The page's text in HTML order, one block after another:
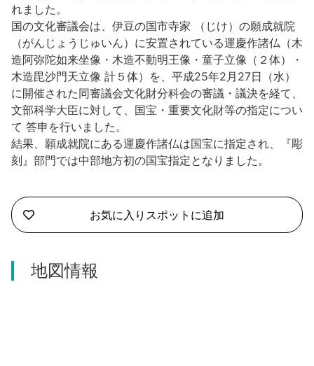
れました。
国の文化審議会は、伊豆の国市寺家 （じけ）の願成就院
（がんじょうじゅいん）に安置されている運慶作諸仏（木
造阿弥陀如来坐像・木造不動明王像・童子立像（２体）・
木造毘沙門天立像 計５体）を、平成25年2月27日（水）
に開催された同審議会文化財分科会の審議・議決を経て、
文部科学大臣に対して、国宝・重要文化財等の指定につい
て 答申を行いました。
結果、願成就院にある運慶作諸仏は国宝に指定され、『彫
刻』部門では中部地方初の国宝指定となりました。
お気に入りスポットに追加
地図情報